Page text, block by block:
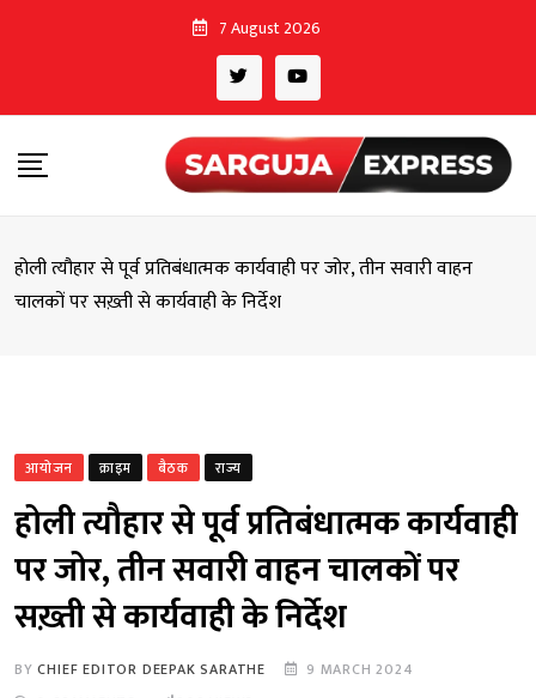
7 August 2026
होली त्यौहार से पूर्व प्रतिबंधात्मक कार्यवाही पर जोर, तीन सवारी वाहन
चालकों पर सख़्ती से कार्यवाही के निर्देश
आयोजन क्राइम बैठक राज्य
होली त्यौहार से पूर्व प्रतिबंधात्मक कार्यवाही
पर जोर, तीन सवारी वाहन चालकों पर
सख़्ती से कार्यवाही के निर्देश
BYCHIEF EDITOR DEEPAK SARATHE
9 MARCH 2024